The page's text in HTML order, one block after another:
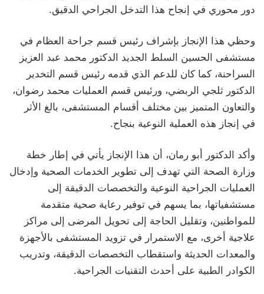
دور محوري في إنجاح هذا التدخل الجراحي الدقيق.
وحظي هذا الإنجاز بإشراف رئيس قسم جراحة العظام في
مستشفى الحسين السلط الجديد الدكتور محمد عبد العزيز
السراحنة، كما كان للدعم الذي قدمه رئيس قسم التخدير
الدكتور ثلجي الربضي، ورئيس قسم العمليات محمد رضوان،
والتعاون المتميز بين مختلف أقسام المستشفى، بالغ الأثر
في إنجاز هذه العملية النوعية بنجاح.
وأكد الدكتور أبو رمان، أن هذا الإنجاز يأتي في إطار خطة
وزارة الصحة التي تهدف إلى تطوير الخدمات الصحية وإدخال
العمليات الجراحية النوعية والتخصصات الدقيقة إلى
مستشفياتها، بما يسهم في توفير رعاية صحية متقدمة
للمواطنين، وتقليل الحاجة إلى تحويل المرضى إلى مراكز
علاجية أخرى، مع الاستمرار في تزويد المستشفى بالأجهزة
والمعدات الحديثة واستقطاب التخصصات الدقيقة، وتدريب
الكوادر الطبية على أحدث التقنيات الجراحية.